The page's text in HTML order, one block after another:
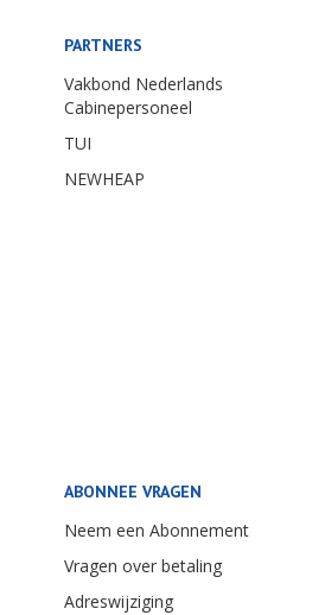
PARTNERS
Vakbond Nederlands
Cabinepersoneel
TUI
NEWHEAP
ABONNEE VRAGEN
Neem een Abonnement
Vragen over betaling
Adreswijziging